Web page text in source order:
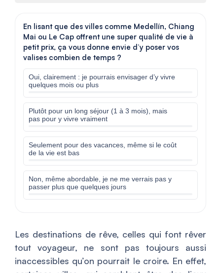
En lisant que des villes comme Medellín, Chiang
Mai ou Le Cap offrent une super qualité de vie à
petit prix, ça vous donne envie d’y poser vos
valises combien de temps ?
Oui, clairement : je pourrais envisager d’y vivre
quelques mois ou plus
Plutôt pour un long séjour (1 à 3 mois), mais
pas pour y vivre vraiment
Seulement pour des vacances, même si le coût
de la vie est bas
Non, même abordable, je ne me verrais pas y
passer plus que quelques jours
Les destinations de rêve, celles qui font rêver
tout voyageur, ne sont pas toujours aussi
inaccessibles qu’on pourrait le croire. En effet,